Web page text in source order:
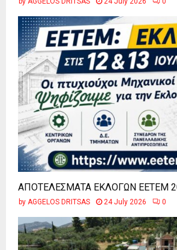
ΑΠΟΤΕΛΕΣΜΑΤΑ ΕΚΛΟΓΩΝ ΕΕΤΕΜ
by AGGELOS DRITSAS 24 July 2026 0